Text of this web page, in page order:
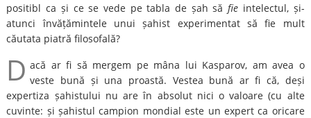
positibl ca și ce se vede pe tabla de șah săfie intelectul, și-
atunci învățămintele unui șahist experimentat să fie mult
căutata piatră filosofală?
D acă ar fi să mergem pe mâna lui Kasparov, am avea o
veste bună și una proastă. Vestea bună ar fi că, deși
expertiza șahistului nu are în absolut nici o valoare (cu alte
cuvinte: și șahistul campion mondial este un expert ca oricare